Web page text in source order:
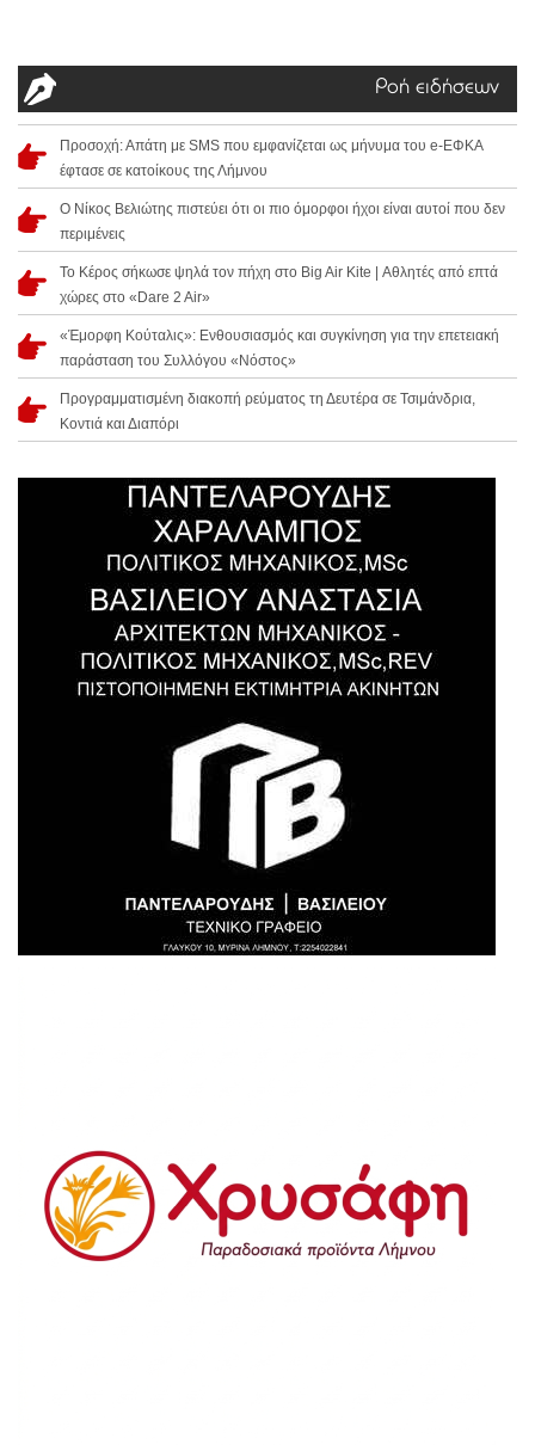
Ροή ειδήσεων
Προσοχή: Απάτη με SMS που εμφανίζεται ως μήνυμα του e-ΕΦΚΑ
έφτασε σε κατοίκους της Λήμνου
Ο Νίκος Βελιώτης πιστεύει ότι οι πιο όμορφοι ήχοι είναι αυτοί που δεν
περιμένεις
Το Κέρος σήκωσε ψηλά τον πήχη στο Big Air Kite | Αθλητές από επτά
χώρες στο «Dare 2 Air»
«Έμορφη Κούταλις»: Ενθουσιασμός και συγκίνηση για την επετειακή
παράσταση του Συλλόγου «Νόστος»
Προγραμματισμένη διακοπή ρεύματος τη Δευτέρα σε Τσιμάνδρια,
Κοντιά και Διαπόρι